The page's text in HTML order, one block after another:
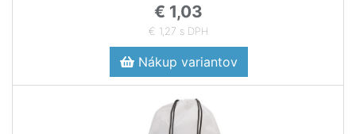
€ 1,03
€ 1,27 s DPH
Nákup variantov